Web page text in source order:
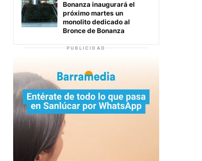
Bonanza inaugurará el
próximo martes un
monolito dedicado al
Bronce de Bonanza
PUBLICIDAD